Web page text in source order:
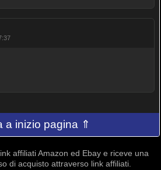
a inizio pagina ⇑
affiliati Amazon ed Ebay e riceve una
di acquisto attraverso link affiliati.